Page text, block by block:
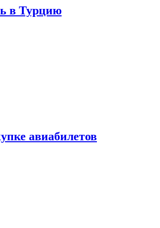
в Турцию
авиабилетов